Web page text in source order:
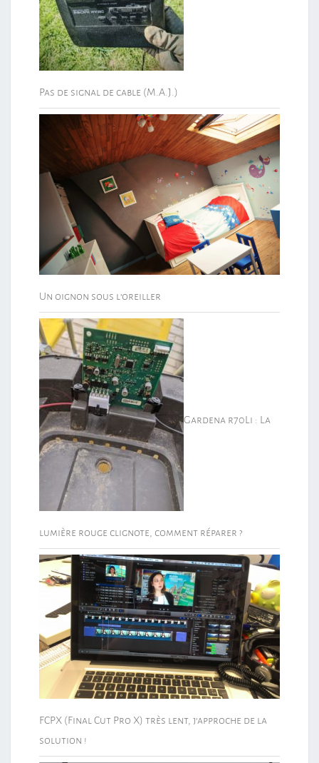
Pas de signal de cable (M.A.J.)
Un oignon sous l’oreiller
Gardena r70Li : La
lumière rouge clignote, comment réparer ?
FCPX (Final Cut Pro X) très lent, j’approche de la
solution !